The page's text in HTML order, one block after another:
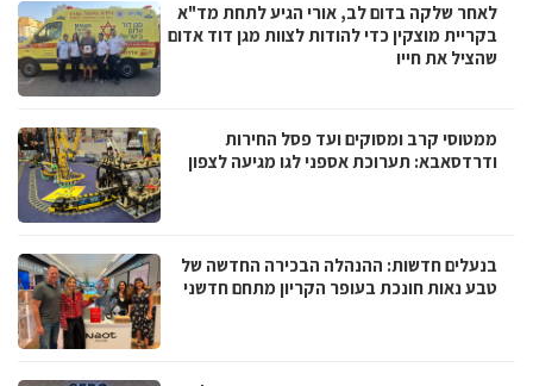
לאחר שלקה בדום לב, אורי הגיע לתחת מד"א
בקריית מוצקין כדי להודות לצוות מגן דוד אדום
שהציל את חייו
ממטוסי קרב ומסוקים ועד פסל החירות
ודרדסאבא: תערוכת אספני לגו מגיעה לצפון
בנעלים חדשות: ההנהלה הבכירה החדשה של
טבע נאות חונכת בעופר הקריון מתחם חדשני